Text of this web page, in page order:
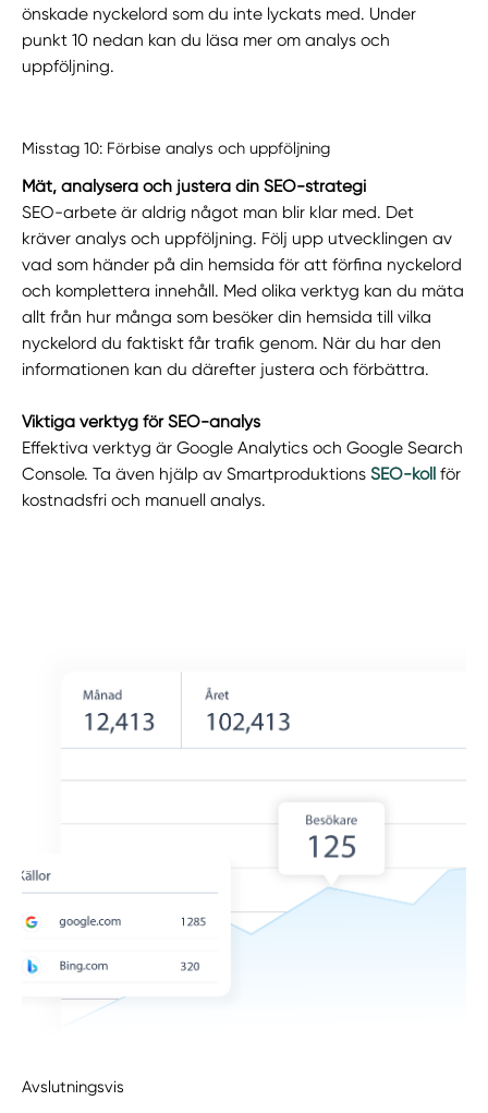
önskade nyckelord som du inte lyckats med. Under
punkt 10 nedan kan du läsa mer om analys och
uppföljning.
Misstag 10: Förbise analys och uppföljning
Mät, analysera och justera din SEO-strategi
SEO-arbete är aldrig något man blir klar med. Det
kräver analys och uppföljning. Följ upp utvecklingen av
vad som händer på din hemsida för att förfina nyckelord
och komplettera innehåll. Med olika verktyg kan du mäta
allt från hur många som besöker din hemsida till vilka
nyckelord du faktiskt får trafik genom. När du har den
informationen kan du därefter justera och förbättra.
Viktiga verktyg för SEO-analys
Effektiva verktyg är Google Analytics och Google Search
Console. Ta även hjälp av SmartproduktionsSEO-koll för
kostnadsfri och manuell analys.
Avslutningsvis